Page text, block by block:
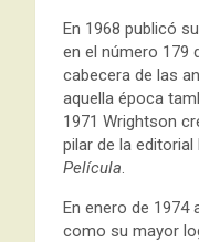
En 1968 publicó
en el número 179
cabecera de las
aquella época
1971 Wrightson
pilar de la
Película.
En enero de 1974
como su mayor